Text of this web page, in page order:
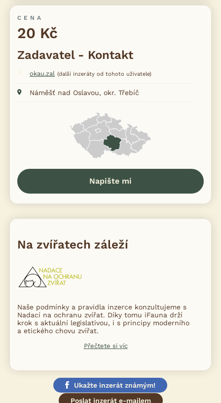
CENA
20 Kč
Zadavatel - Kontakt
okau.zal (další inzeráty od tohoto uživatele)
Náměšť nad Oslavou, okr. Třebíč
Napište mi
Na zvířatech záleží
Naše podmínky a pravidla inzerce konzultujeme s
Nadací na ochranu zvířat. Díky tomu iFauna drží
krok s aktuální legislativou, i s principy moderního
a etického chovu zvířat.
Přečtete si víc
Ukažte inzerát známým!
Poslat inzerát e-mailem